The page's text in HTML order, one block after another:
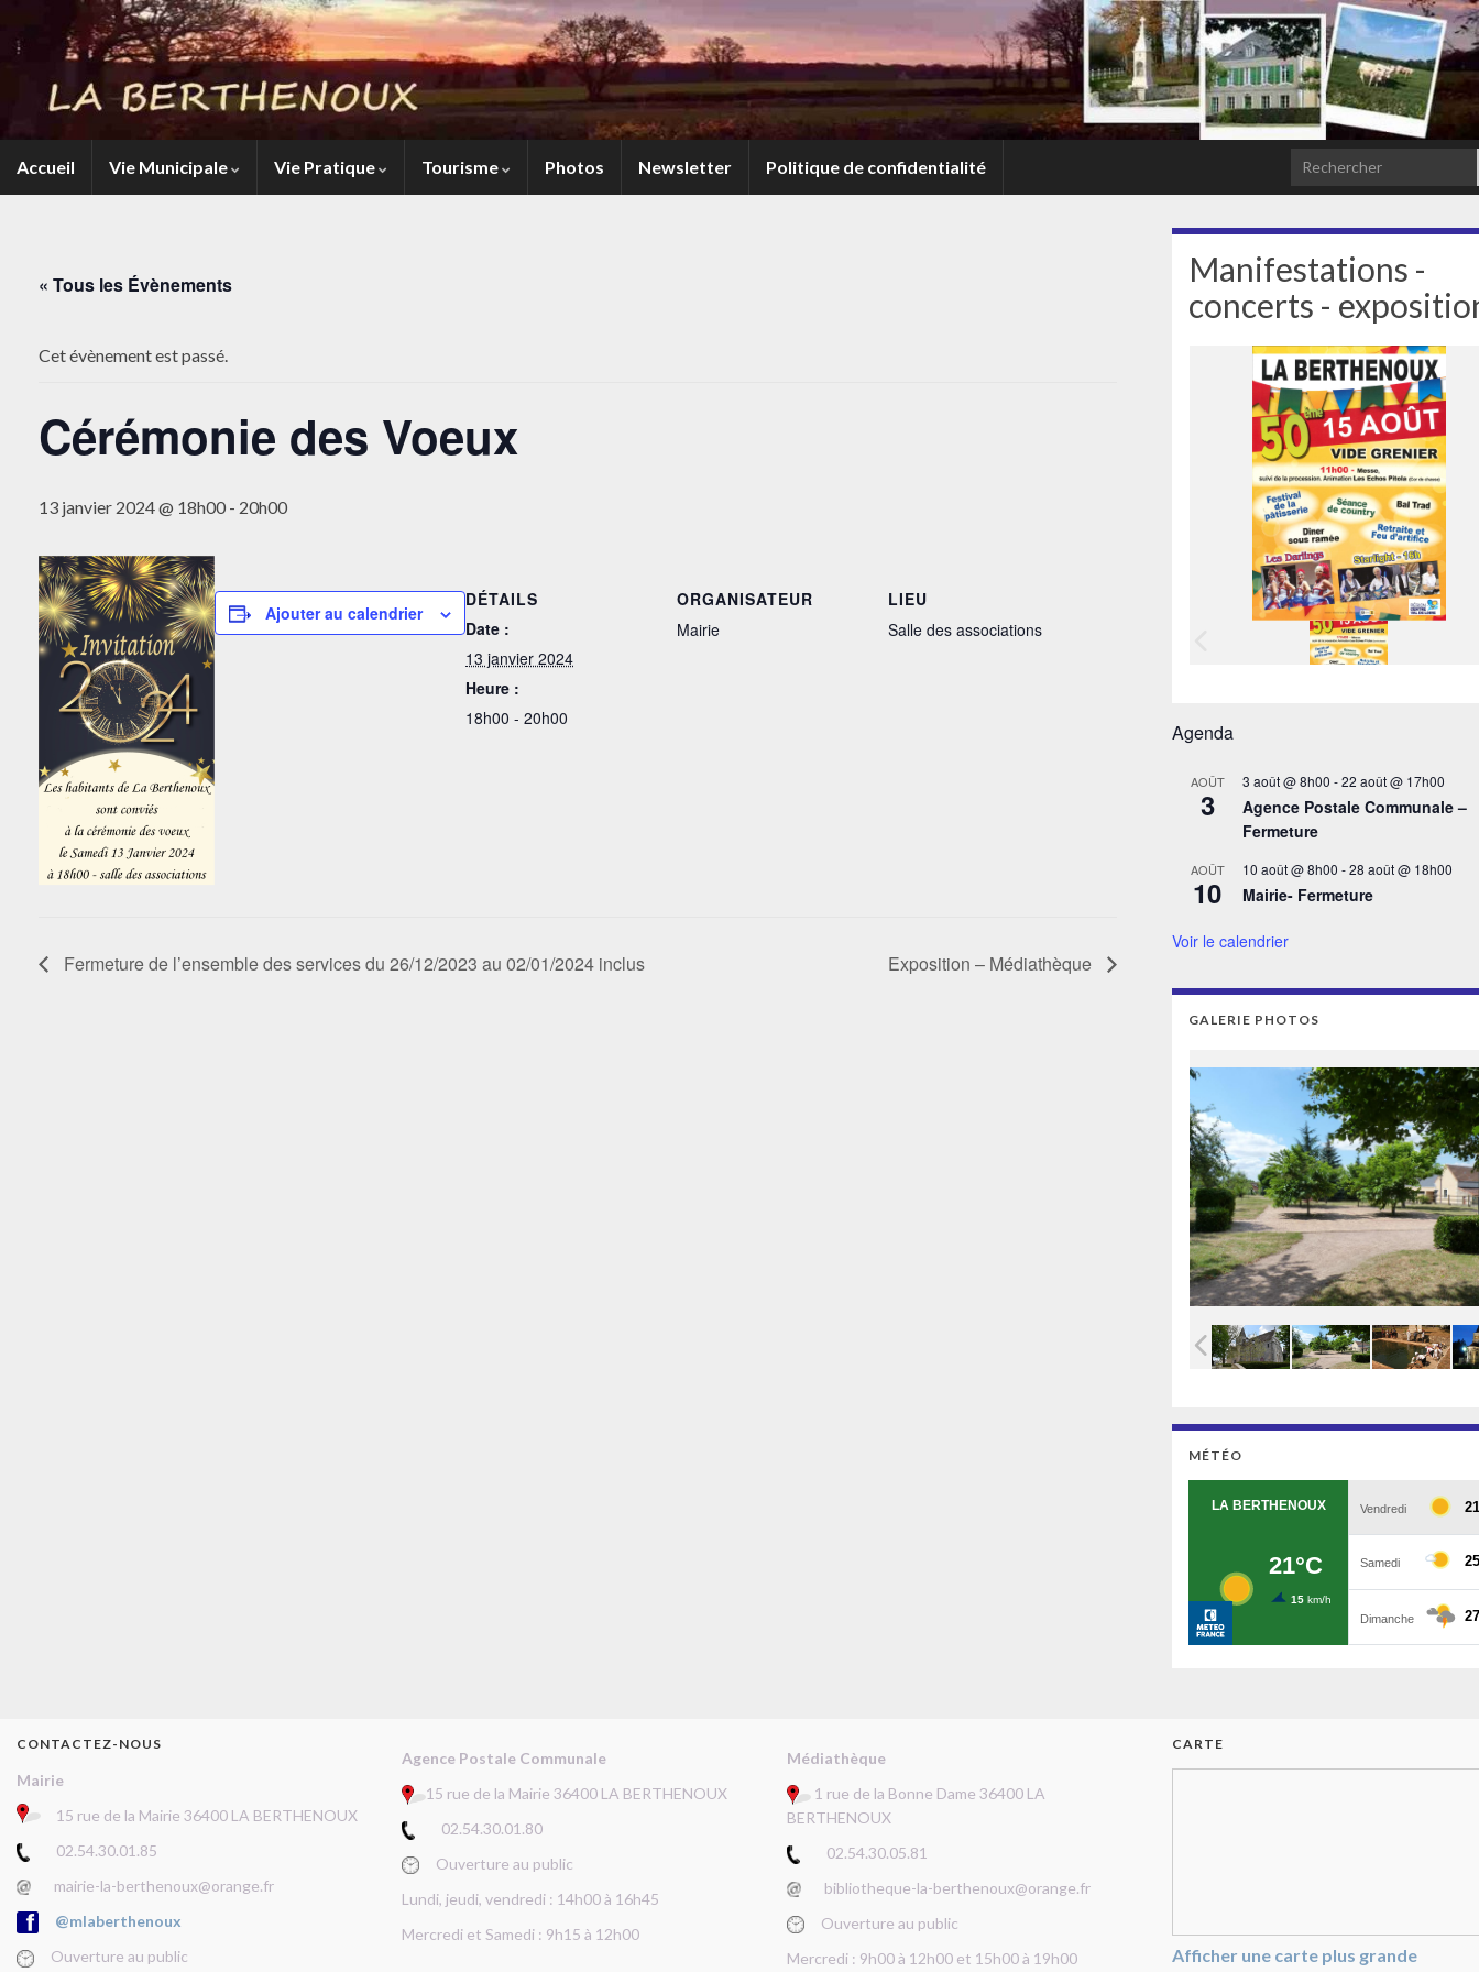
Accueil Vie Municipale Vie Pratique Tourisme Photos Newsletter Politique de confidentialité Search for:
« Tous les Évènements
Cet évènement est passé.
Cérémonie des Voeux
13 janvier 2024 @ 18h00 - 20h00
Ajouter au calendrier
DÉTAILS
Date :
13 janvier 2024
Heure :
18h00 - 20h00
ORGANISATEUR
Mairie
LIEU
Salle des associations
Fermeture de l’ensemble des services du 26/12/2023 au 02/01/2024 inclus Exposition – Médiathèque
Manifestations -
concerts -
Agenda
AOÛT
3
3 août @ 8h00 -22 août @ 17h00
Agence Postale Communale –
Fermeture
AOÛT
10
10 août @ 8h00 -28 août @ 18h00
Mairie- Fermeture
Voir le calendrier
GALERIE PHOTOS
MÉTÉO
CONTACTEZ-NOUS
Mairie
15 rue de la Mairie 36400 LA BERTHENOUX
02.54.30.01.85
mairie-la-berthenoux@orange.fr
@mlaberthenoux
Ouverture au public
Agence Postale Communale
15 rue de la Mairie 36400 LA BERTHENOUX
02.54.30.01.80
Ouverture au public
Lundi, jeudi, vendredi : 14h00 à 16h45
Mercredi et Samedi : 9h15 à 12h00
Médiathèque
1 rue de la Bonne Dame 36400 LA
BERTHENOUX
02.54.30.05.81
bibliotheque-la-berthenoux@orange.fr
Ouverture au public
Mercredi : 9h00 à 12h00 et 15h00 à 19h00
CARTE
Afficher une carte plus grande